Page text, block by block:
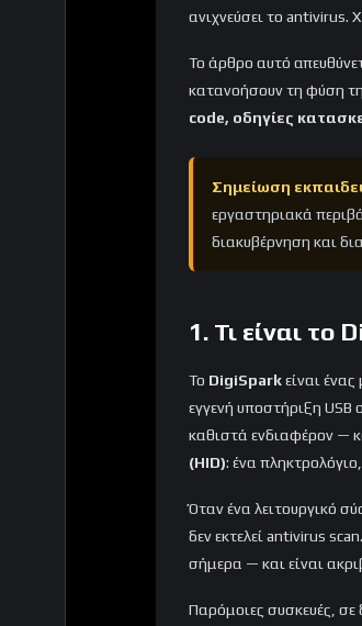
ανιχνεύσει το antivirus.
Το άρθρο αυτό
κατανοήσουν τη φύση
code, οδηγίες
Σημείωση
εργαστηριακά
διακυβέρνηση και
1. Τι είναι το
Το DigiSparkείναι
εγγενή υποστήριξη USB
καθιστά ενδιαφέρον —
(HID): ένα
Όταν ένα λειτουργικό
δεν εκτελεί antivirus
σήμερα — και είναι
Παρόμοιες συσκευές, σε